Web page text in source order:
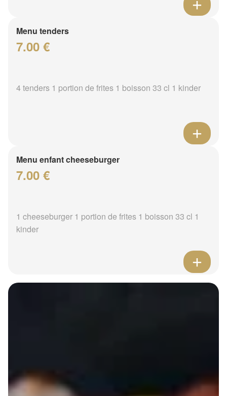
Menu tenders
7.00 €
4 tenders 1 portion de frites 1 boisson 33 cl 1 kinder
Menu enfant cheeseburger
7.00 €
1 cheeseburger 1 portion de frites 1 boisson 33 cl 1
kinder